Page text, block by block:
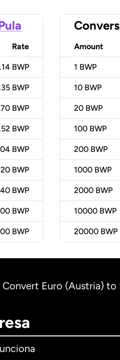
Rate
BWP
BWP
BWP
BWP
BWP
BWP
BWP
BWP
BWP
Amount
1 BWP
10 BWP
20 BWP
100 BWP
200 BWP
1000 BWP
2000 BWP
10000 BWP
20000 BWP
Convert Euro (Austria) to